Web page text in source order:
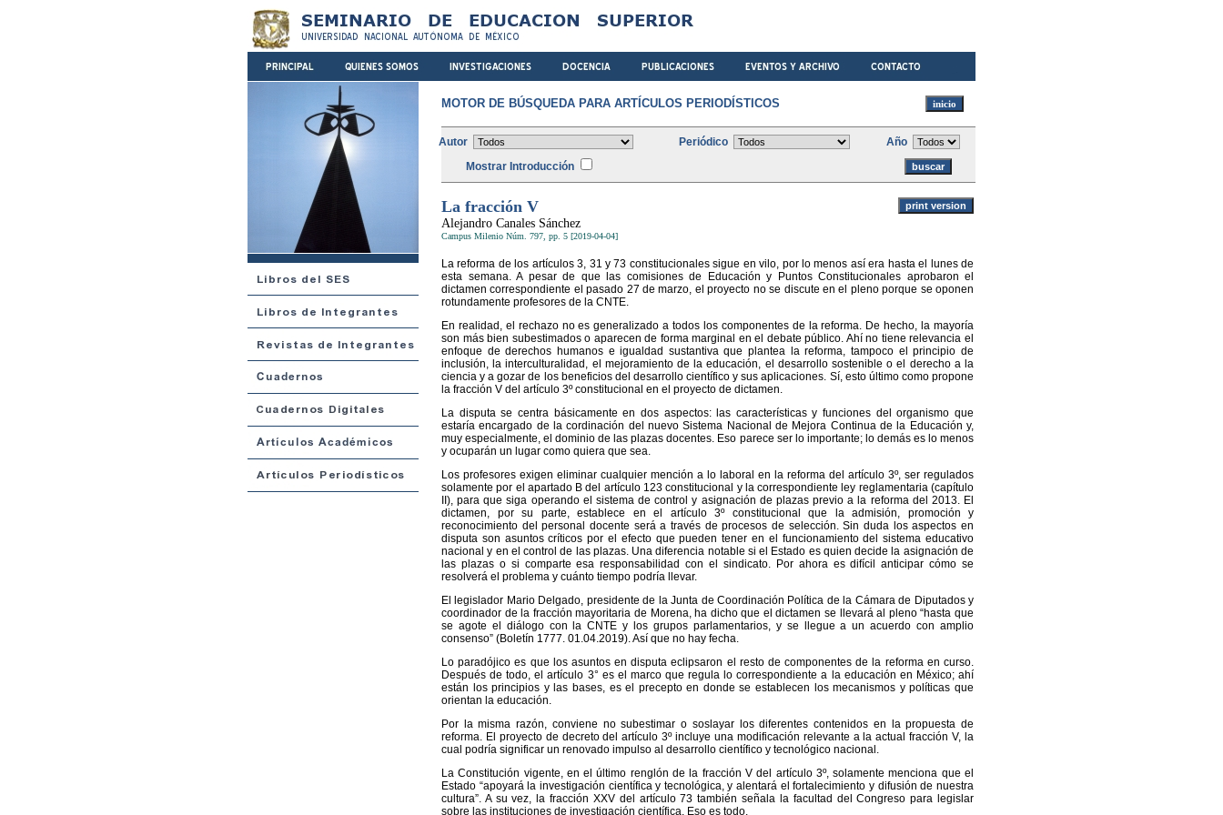
MOTOR DE BÚSQUEDA PARA ARTÍCULOS PERIODÍSTICOS
Autor Periódico
Año
Mostrar Introducción
La fracción V
Alejandro Canales Sánchez
Campus Milenio Núm. 797, pp. 5 [2019-04-04]
La reforma de los artículos 3, 31 y 73 constitucionales sigue en vilo, por lo menos así era hasta el lunes de
esta semana. A pesar de que las comisiones de Educación y Puntos Constitucionales aprobaron el
dictamen correspondiente el pasado 27 de marzo, el proyecto no se discute en el pleno porque se oponen
rotundamente profesores de la CNTE.
En realidad, el rechazo no es generalizado a todos los componentes de la reforma. De hecho, la mayoría
son más bien subestimados o aparecen de forma marginal en el debate público. Ahí no tiene relevancia el
enfoque de derechos humanos e igualdad sustantiva que plantea la reforma, tampoco el principio de
inclusión, la interculturalidad, el mejoramiento de la educación, el desarrollo sostenible o el derecho a la
ciencia y a gozar de los beneficios del desarrollo científico y sus aplicaciones. Sí, esto último como propone
la fracción V del artículo 3º constitucional en el proyecto de dictamen.
La disputa se centra básicamente en dos aspectos: las características y funciones del organismo que
estaría encargado de la cordinación del nuevo Sistema Nacional de Mejora Continua de la Educación y,
muy especialmente, el dominio de las plazas docentes. Eso parece ser lo importante; lo demás es lo menos
y ocuparán un lugar como quiera que sea.
Los profesores exigen eliminar cualquier mención a lo laboral en la reforma del artículo 3º, ser regulados
solamente por el apartado B del artículo 123 constitucional y la correspondiente ley reglamentaria (capítulo
II), para que siga operando el sistema de control y asignación de plazas previo a la reforma del 2013. El
dictamen, por su parte, establece en el artículo 3º constitucional que la admisión, promoción y
reconocimiento del personal docente será a través de procesos de selección. Sin duda los aspectos en
disputa son asuntos críticos por el efecto que pueden tener en el funcionamiento del sistema educativo
nacional y en el control de las plazas. Una diferencia notable si el Estado es quien decide la asignación de
las plazas o si comparte esa responsabilidad con el sindicato. Por ahora es difícil anticipar cómo se
resolverá el problema y cuánto tiempo podría llevar.
El legislador Mario Delgado, presidente de la Junta de Coordinación Política de la Cámara de Diputados y
coordinador de la fracción mayoritaria de Morena, ha dicho que el dictamen se llevará al pleno “hasta que
se agote el diálogo con la CNTE y los grupos parlamentarios, y se llegue a un acuerdo con amplio
consenso” (Boletín 1777. 01.04.2019). Así que no hay fecha.
Lo paradójico es que los asuntos en disputa eclipsaron el resto de componentes de la reforma en curso.
Después de todo, el artículo 3° es el marco que regula lo correspondiente a la educación en México; ahí
están los principios y las bases, es el precepto en donde se establecen los mecanismos y políticas que
orientan la educación.
Por la misma razón, conviene no subestimar o soslayar los diferentes contenidos en la propuesta de
reforma. El proyecto de decreto del artículo 3º incluye una modificación relevante a la actual fracción V, la
cual podría significar un renovado impulso al desarrollo científico y tecnológico nacional.
La Constitución vigente, en el último renglón de la fracción V del artículo 3º, solamente menciona que el
Estado “apoyará la investigación científica y tecnológica, y alentará el fortalecimiento y difusión de nuestra
cultura”. A su vez, la fracción XXV del artículo 73 también señala la facultad del Congreso para legislar
sobre las instituciones de investigación científica. Eso es todo.